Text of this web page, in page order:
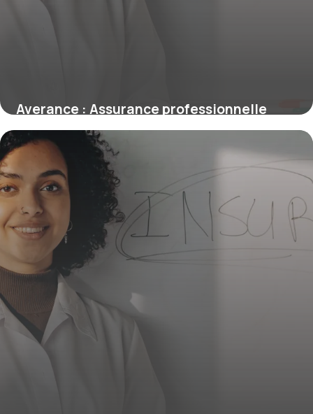
Averance : Assurance professionnelle
expert
16 juin 2026